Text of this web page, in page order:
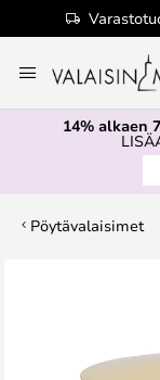
to
Content
14% alkaen
Pöytävalaisimet